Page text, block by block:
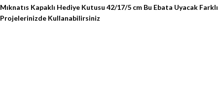
Mıknatıs Kapaklı Hediye Kutusu 42/17/5 cm Bu Ebata Uyacak Farklı
Projelerinizde Kullanabilirsiniz